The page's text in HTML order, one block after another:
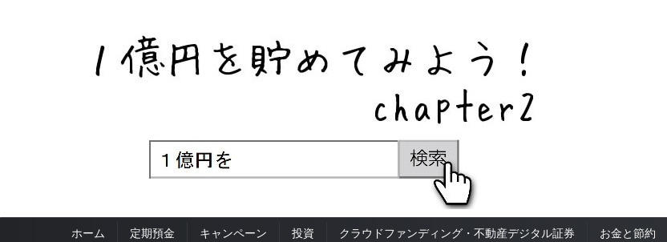
ホーム 定期預金 キャンペーン 投資 クラウドファンディング・不動産デジタル証券 お金と節約